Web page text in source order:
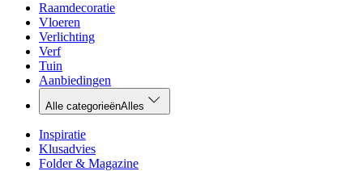
Raamdecoratie
Vloeren
Verlichting
Verf
Tuin
Aanbiedingen
Alle categorieënAlles
Inspiratie
Klusadvies
Folder & Magazine